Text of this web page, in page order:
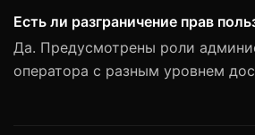
Есть ли разграничение прав
Да. Предусмотрены роли
оператора с разным уровнем